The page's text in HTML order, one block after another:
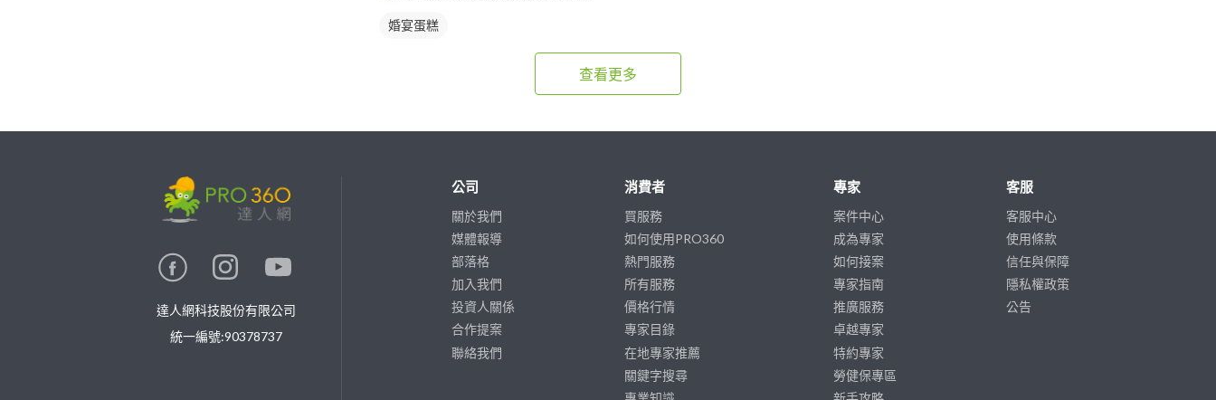
婚宴蛋糕
查看更多
達人網科技股份有限公司
統一編號:90378737
公司
關於我們
媒體報導
部落格
加入我們
投資人關係
合作提案
聯絡我們
消費者
買服務
如何使用PRO360
熱門服務
所有服務
價格行情
專家目錄
在地專家推薦
關鍵字搜尋
專家
案件中心
成為專家
如何接案
專家指南
推廣服務
卓越專家
特約專家
勞健保專區
客服
客服中心
使用條款
信任與保障
隱私權政策
公告